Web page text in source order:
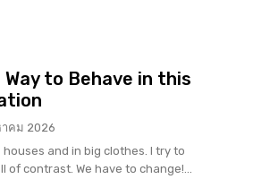
to Behave in this
าคม 2026
and in big clothes. I try to
contrast. We have to change!...